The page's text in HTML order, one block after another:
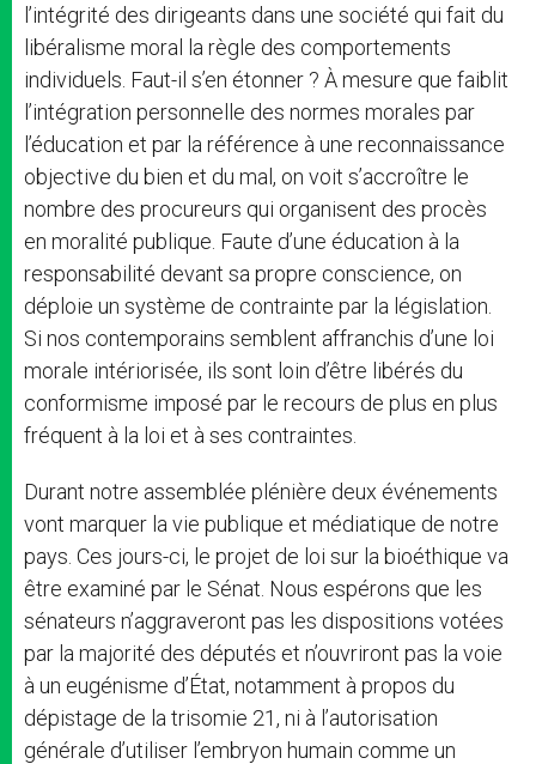
l’intégrité des dirigeants dans une société qui fait du
libéralisme moral la règle des comportements
individuels. Faut-il s’en étonner ? À mesure que faiblit
l’intégration personnelle des normes morales par
l’éducation et par la référence à une reconnaissance
objective du bien et du mal, on voit s’accroître le
nombre des procureurs qui organisent des procès
en moralité publique. Faute d’une éducation à la
responsabilité devant sa propre conscience, on
déploie un système de contrainte par la législation.
Si nos contemporains semblent affranchis d’une loi
morale intériorisée, ils sont loin d’être libérés du
conformisme imposé par le recours de plus en plus
fréquent à la loi et à ses contraintes.
Durant notre assemblée plénière deux événements
vont marquer la vie publique et médiatique de notre
pays. Ces jours-ci, le projet de loi sur la bioéthique va
être examiné par le Sénat. Nous espérons que les
sénateurs n’aggraveront pas les dispositions votées
par la majorité des députés et n’ouvriront pas la voie
à un eugénisme d’État, notamment à propos du
dépistage de la trisomie 21, ni à l’autorisation
générale d’utiliser l’embryon humain comme un